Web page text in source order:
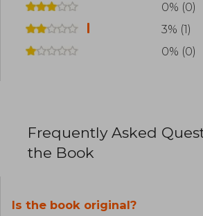
0% (0)
3% (1)
0% (0)
Frequently Asked
the Book
Is the book original?